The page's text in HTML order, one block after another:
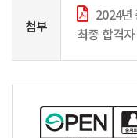
첨부
2024년
최종 합격